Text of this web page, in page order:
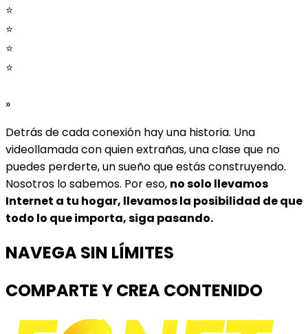
⭐
⭐
⭐
⭐
»
Detrás de cada conexión hay una historia. Una
videollamada con quien extrañas, una clase que no
puedes perderte, un sueño que estás construyendo.
Nosotros lo sabemos. Por eso, no solo llevamos
Internet a tu hogar, llevamos la posibilidad de que
todo lo que importa, siga pasando.
NAVEGA SIN LÍMITES
COMPARTE Y CREA CONTENIDO